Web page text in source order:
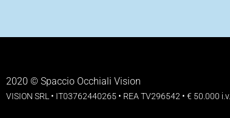
2020 © Spaccio Occhiali Vision
VISION SRL • IT03762440265 • REA TV296542 • € 50.000 i.v.